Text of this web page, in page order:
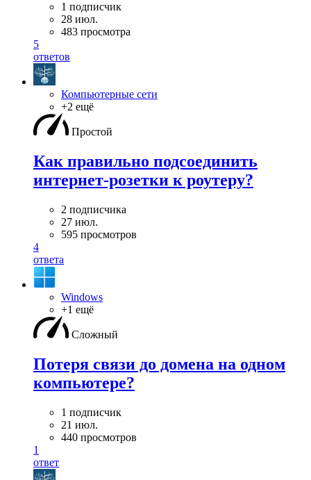
1 подписчик
28 июл.
483 просмотра
5
ответов
Компьютерные сети
+2 ещё
Простой
Как правильно подсоединить
интернет-розетки к роутеру?
2 подписчика
27 июл.
595 просмотров
4
ответа
Windows
+1 ещё
Сложный
Потеря связи до домена на одном
компьютере?
1 подписчик
21 июл.
440 просмотров
1
ответ